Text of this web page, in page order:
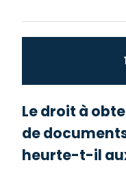
Le droit à
de
heurte-t-il